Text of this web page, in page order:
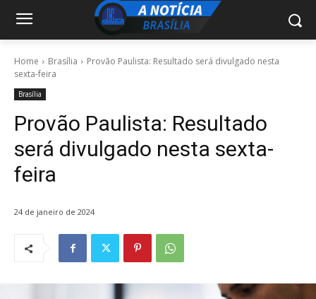
Home Brasília
Provão Paulista: Resultado será divulgado nesta
sexta-feira
Brasília
Provão Paulista: Resultado
será divulgado nesta sexta-
feira
24 de janeiro de 2024